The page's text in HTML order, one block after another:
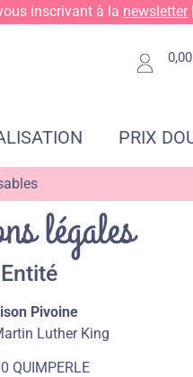
inscrivant à la newsletter
0,00
PRIX
légales
Entité
Pivoine
Luther King
QUIMPERLE